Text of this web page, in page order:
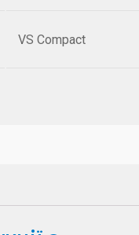
VS Compact